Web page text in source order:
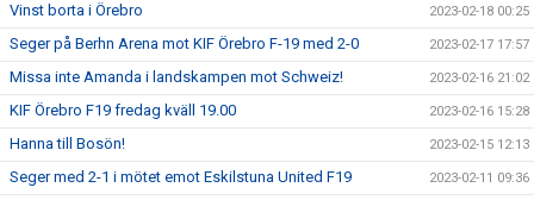
Vinst borta i Örebro 2023-02-18 00:25
Seger på Berhn Arena mot KIF Örebro F-19 med 2-0 2023-02-17 17:57
Missa inte Amanda i landskampen mot Schweiz! 2023-02-16 21:02
KIF Örebro F19 fredag kväll 19.00 2023-02-16 15:28
Hanna till Bosön! 2023-02-15 12:13
Seger med 2-1 i mötet emot Eskilstuna United F19 2023-02-11 09:36